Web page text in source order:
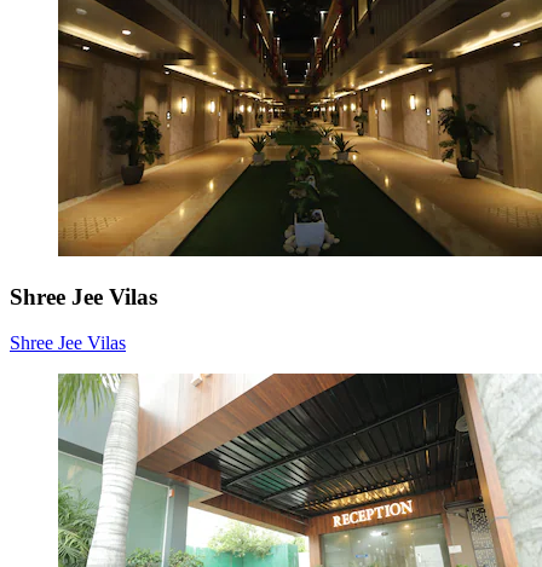
Shree Jee Vilas
Shree Jee Vilas